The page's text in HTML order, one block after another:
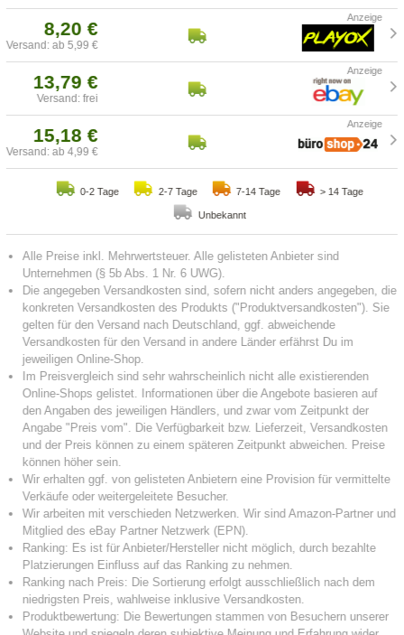
8,20 €
Versand: ab 5,99 €
13,79 €
Versand: frei
15,18 €
Versand: ab 4,99 €
0-2 Tage 2-7 Tage 7-14 Tage > 14 Tage
Unbekannt